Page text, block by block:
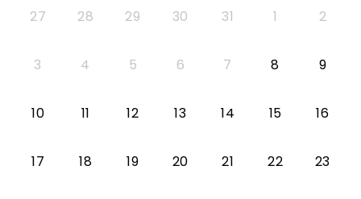
27 28 29 30 31 1 2
3 4 5 6 7 8 9
10 11 12 13 14 15 16
17 18 19 20 21 22 23